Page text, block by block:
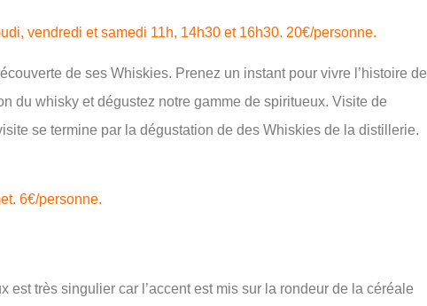
vendredi et samedi 11h, 14h30 et 16h30. 20€/personne.
de ses Whiskies. Prenez un instant pour vivre l’histoire de
du whisky et dégustez notre gamme de spiritueux. Visite de
se termine par la dégustation de des Whiskies de la distillerie.
6€/personne.
est très singulier car l’accent est mis sur la rondeur de la céréale